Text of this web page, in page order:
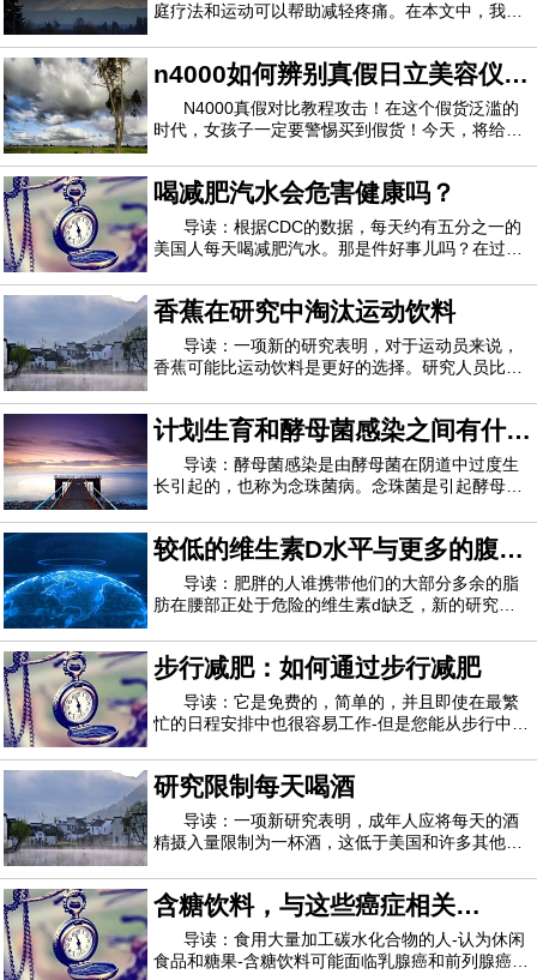
庭疗法和运动可以帮助减轻疼痛。在本文中，我们
帮助以及针对这种情况的锻炼方法。神经传递疼痛
信号。这意味着当神经出现问题时，症状可能会非
常不舒服。一个常见的问题是当神经被附近的
n4000如何辨别真假日立美容仪
n4000真假对比图
N4000真假对比教程攻击！在这个假货泛滥的
时代，女孩子一定要警惕买到假货！今天，将给大
家有所帮助。日立n4000有假的吗日立n4000是一
款全新的进出口仪器，今年3月上市，所以相比老
版本的日立n3000和日立n2000，假货还是比较少
的
喝减肥汽水会危害健康吗？
导读：根据CDC的数据，每天约有五分之一的
美国人每天喝减肥汽水。那是件好事儿吗？在过去
尿病，心脏问题和其他健康问题之间的联系。最
近，头条新闻警告人们，减肥汽水饮用者患痴呆症
和中风的几率更高。这听起来可能令人担忧，但
香蕉在研究中淘汰运动饮料
导读：一项新的研究表明，对于运动员来说，
香蕉可能比运动饮料是更好的选择。研究人员比较
与运动饮料相比具有可比甚至更大的抗炎和其他好
处，据《纽约时报》报道。该研究的作者发表在“
PLoS One ”杂志上，香蕉的缺点之一可能是
计划生育和酵母菌感染之间有什么
联系导读：酵母菌感染是由酵母菌在阴道中过度生
长引起的，也称为念珠菌病。念珠菌是引起酵母菌
时会过度生长，从而引起酵母菌感染的症状。感染
酵母菌的一个常见风险因素是妇女使用的节育类
型。在本文中，我们将探讨为什么某些类型的节
较低的维生素D水平与更多的腹部
脂肪有关
导读：肥胖的人谁携带他们的大部分多余的脂
肪在腰部正处于危险的维生素d缺乏，新的研究警
响。维生素D水平低与骨骼健康不佳以及呼吸道感
染，自身免疫性疾病和心脏病的风险增加有关。研
究作者Rachida Rafiq说：“ 腹部脂肪增加与维
步行减肥：如何通过步行减肥
导读：它是免费的，简单的，并且即使在最繁
忙的日程安排中也很容易工作-但是您能从步行中减
力跑步，步行并不是减肥运动中的主要功能。但实
际上，将常规的快步走纳入您的锻炼方案是改变身
体成分的简单方法。如果您想通过步行减肥
研究限制每天喝酒
导读：一项新研究表明，成年人应将每天的酒
精摄入量限制为一杯酒，这低于美国和许多其他国
说，超过一日饮酒限制的成年人比没有成年人的成
年人预期死亡的年龄要小。美联社报道，美国现行
指南建议女性每周喝酒不超过7杯，而男性每
含糖饮料，与这些癌症相关
的“坏”碳水化合物
导读：食用大量加工碳水化合物的人-认为休闲
食品和糖果-含糖饮料可能面临乳腺癌和前列腺癌的